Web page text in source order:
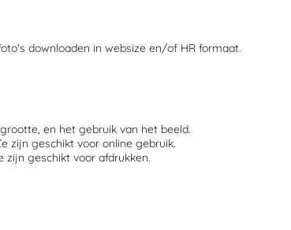
downloaden in websize en/of HR formaat.
en het gebruik van het beeld.
zijn geschikt voor online gebruik.
geschikt voor afdrukken.